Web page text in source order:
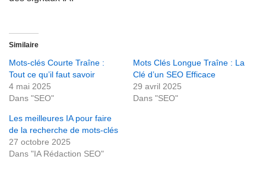
Similaire
Mots-clés Courte Traîne :
Tout ce qu’il faut savoir
4 mai 2025
Dans "SEO"
Mots Clés Longue Traîne : La
Clé d’un SEO Efficace
29 avril 2025
Dans "SEO"
Les meilleures IA pour faire
de la recherche de mots-clés
27 octobre 2025
Dans "IA Rédaction SEO"